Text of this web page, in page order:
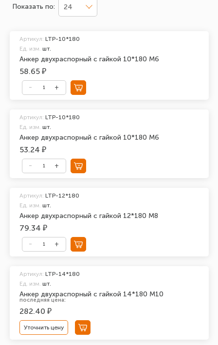
Показать по: 24
Анкер двухраспорный с гайкой 10*180 М6
Артикул: LTP-10*180
Ед. изм. шт.
58.65 ₽
Анкер двухраспорный с гайкой 10*180 М6
Артикул: LTP-10*180
Ед. изм. шт.
53.24 ₽
Анкер двухраспорный с гайкой 12*180 М8
Артикул: LTP-12*180
Ед. изм. шт.
79.34 ₽
Анкер двухраспорный с гайкой 14*180 М10
Артикул: LTP-14*180
Ед. изм. шт.
последняя цена:
282.40 ₽
Уточнить цену